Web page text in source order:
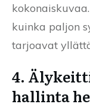
kuinka paljon
tarjoavat
4.
hallinta